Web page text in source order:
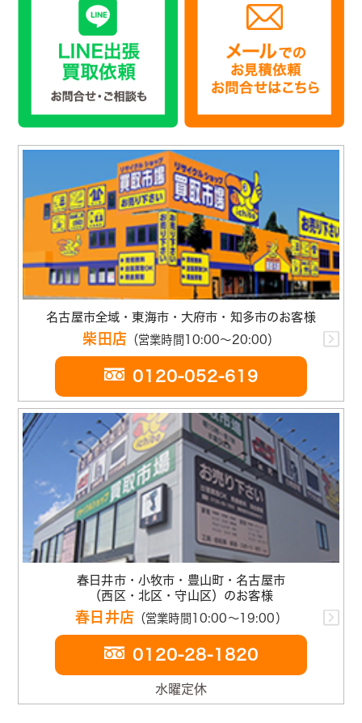
名古屋市全域・東海市・大府市・知多市のお客様
柴田店 （営業時間10:00～20:00）
0120-052-619
春日井市・小牧市・豊山町・名古屋市
（西区・北区・守山区）のお客様
春日井店 （営業時間10:00～19:00）
0120-28-1820
水曜定休